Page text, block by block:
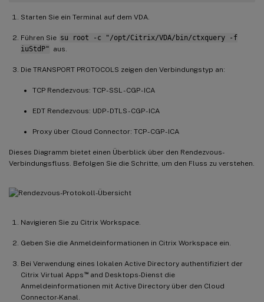
Starten Sie ein Terminal auf dem VDA.
Führen Sie su root -c "/opt/Citrix/VDA/bin/ctxquery -f
iuStdP" aus.
Die TRANSPORT PROTOCOLS zeigen den Verbindungstyp an:
TCP Rendezvous: TCP - SSL - CGP - ICA
EDT Rendezvous: UDP - DTLS - CGP - ICA
Proxy über Cloud Connector: TCP - CGP - ICA
Dieses Diagramm bietet einen Überblick über den Rendezvous-
Verbindungsfluss. Befolgen Sie die Schritte, um den Fluss zu verstehen.
Navigieren Sie zu Citrix Workspace.
Geben Sie die Anmeldeinformationen in Citrix Workspace ein.
Bei Verwendung eines lokalen Active Directory authentifiziert der
Citrix Virtual Apps ™and Desktops-Dienst die
Anmeldeinformationen mit Active Directory über den Cloud
Connector-Kanal.